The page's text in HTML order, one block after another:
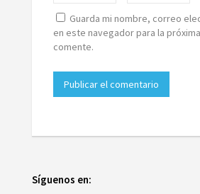
Guarda mi nombre, correo
en este navegador para la
comente.
Síguenos en: